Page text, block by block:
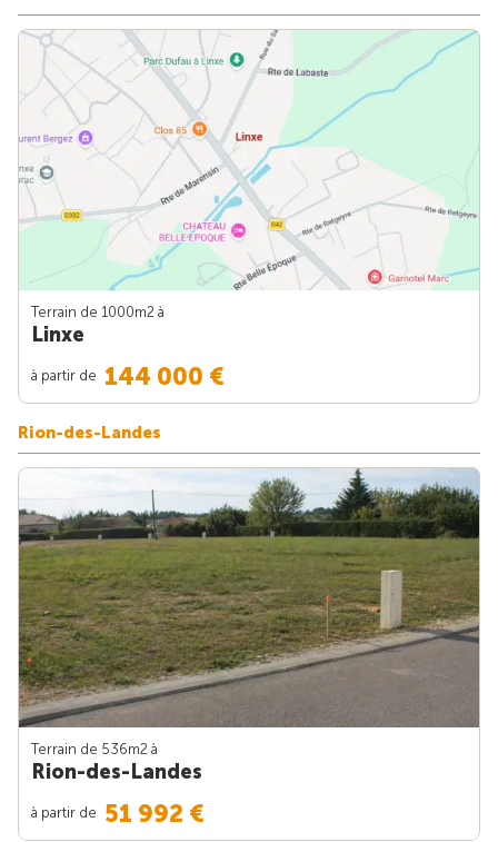
Terrain de 1000m2 à
Linxe
à partir de 144 000 €
Rion-des-Landes
Terrain de 536m2 à
Rion-des-Landes
à partir de 51 992 €